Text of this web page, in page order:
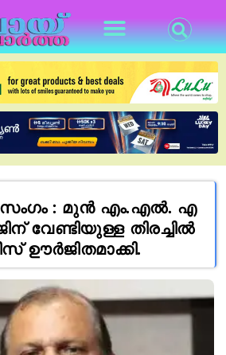
: മുന്‍ എം.എല്‍. എ
വേണ്ടിയുള്ള തിരച്ചില്‍
ഊര്‍ജിതമാക്കി.